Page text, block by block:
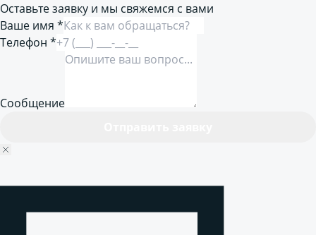
Оставьте заявку и мы свяжемся с вами
Ваше имя *
Телефон *
Сообщение